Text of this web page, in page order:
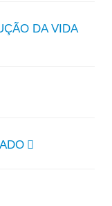
DA VIDA